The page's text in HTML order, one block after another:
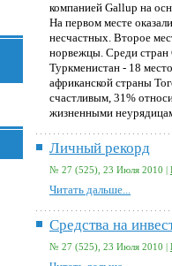
компанией Gallup на
На первом месте
несчастных. Второе
норвежцы. Среди
Туркменистан - 18
африканской страны
счастливым, 31%
жизненными
Личный рекорд
№ 27 (525), 23 Июля 2010 |
Читать дальше...
Средства на
№ 27 (525), 23 Июля 2010 |